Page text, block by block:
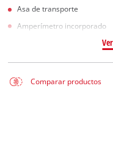
Asa de transporte
Amperímetro incorporado
Comparar productos